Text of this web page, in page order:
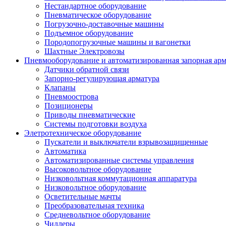
Нестандартное оборудование
Пневматическое оборудование
Погрузочно-доставочные машины
Подъемное оборудование
Породопогрузочные машины и вагонетки
Шахтные Электровозы
Пневмооборудование и автоматизированная запорная
Датчики обратной связи
Запорно-регулирующая арматура
Клапаны
Пневмоострова
Позиционеры
Приводы пневматические
Системы подготовки воздуха
Элетротехническое оборудование
Пускатели и выключатели взрывозащищенные
Автоматика
Автоматизированные системы управления
Высоковольтное оборудование
Низковольтная коммутационная аппаратура
Низковольтное оборудование
Осветительные мачты
Преобразовательная техника
Средневольтное оборудование
Чиллеры